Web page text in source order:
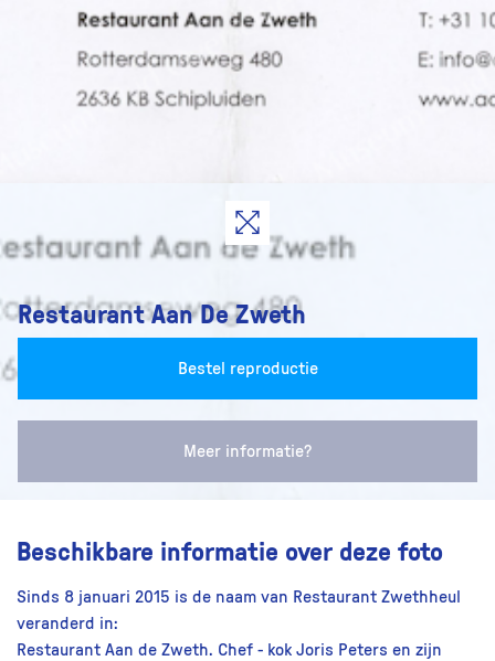
Restaurant Aan De Zweth
Bestel reproductie
Meer informatie?
Beschikbare informatie over deze foto
Sinds 8 januari 2015 is de naam van Restaurant Zwethheul
veranderd in:
Restaurant Aan de Zweth. Chef - kok Joris Peters en zijn